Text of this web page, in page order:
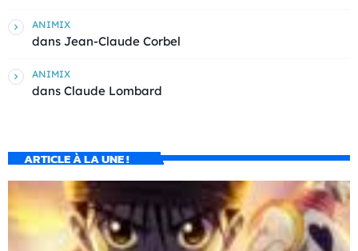
ANIMIX
dans Jean-Claude Corbel
ANIMIX
dans Claude Lombard
ARTICLE À LA UNE !